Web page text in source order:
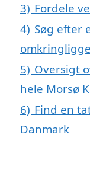
3) Fordele
4) Søg efter
5) Oversigt
hele Morsø
6) Find en
Danmark